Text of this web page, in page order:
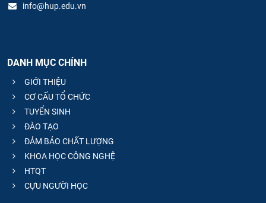
info@hup.edu.vn
DANH MỤC CHÍNH
GIỚI THIỆU
CƠ CẤU TỔ CHỨC
TUYỂN SINH
ĐÀO TẠO
ĐẢM BẢO CHẤT LƯỢNG
KHOA HỌC CÔNG NGHỆ
HTQT
CỰU NGƯỜI HỌC